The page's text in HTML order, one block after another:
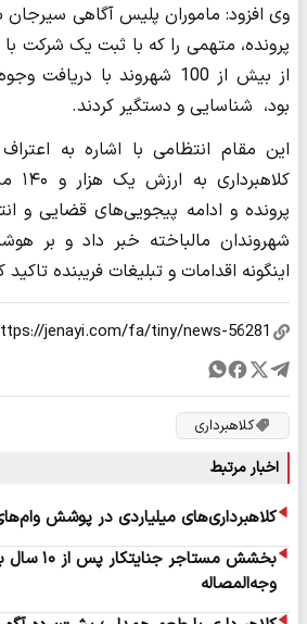
وی افزود: ماموران پلیس آگاهی سیرجان
پرونده، متهمی را که با ثبت یک شرکت
از بیش از 100 شهروند با
بود، شناسایی و دستگیر کردند.
پرونده و ادامه پیجویی‌های قضایی و
شهروندان مالباخته خبر داد و بر
اینگونه اقدامات و تبلیغات فریبنده تاکید
کلاهبرداری
اخبار مرتبط
کلاهبرداری‌های میلیاردی در پوشش وام‌های
بخشش مستاجر
وجه‌المصاله